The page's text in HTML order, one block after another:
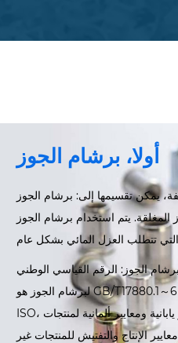
أولا، برشام الجوز
يمكن تقسيمها إلى: برشام الجوز
المغلقة. يتم استخدام برشام الجوز
لبرشام الجوز: الرقم القياسي الوطني
لبرشام الجوز هو GB/T17880.1～6 -1999، ولا توجد معايير
ISO، ومعايير أمريكية، ومعايير يابانية ومعايير ألمانية لمنتجات
الإنتاج والتفتيش للمنتجات غير